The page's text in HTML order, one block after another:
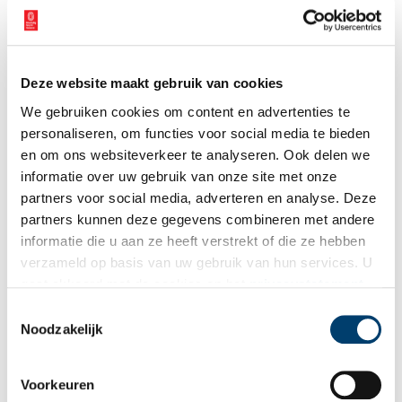
Deze website maakt gebruik van cookies
We gebruiken cookies om content en advertenties te
personaliseren, om functies voor social media te bieden
en om ons websiteverkeer te analyseren. Ook delen we
informatie over uw gebruik van onze site met onze
partners voor social media, adverteren en analyse. Deze
partners kunnen deze gegevens combineren met andere
informatie die u aan ze heeft verstrekt of die ze hebben
verzameld op basis van uw gebruik van hun services. U
Noodzakelijk
Voorkeuren
Nieuwe generatie landschapsarchitecten